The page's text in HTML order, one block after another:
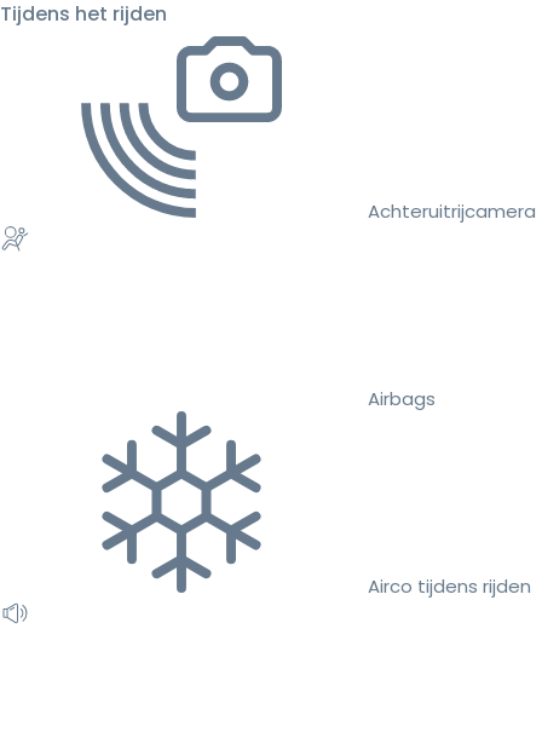
Tijdens het rijden
Achteruitrijcamera
Airbags
Airco tijdens rijden